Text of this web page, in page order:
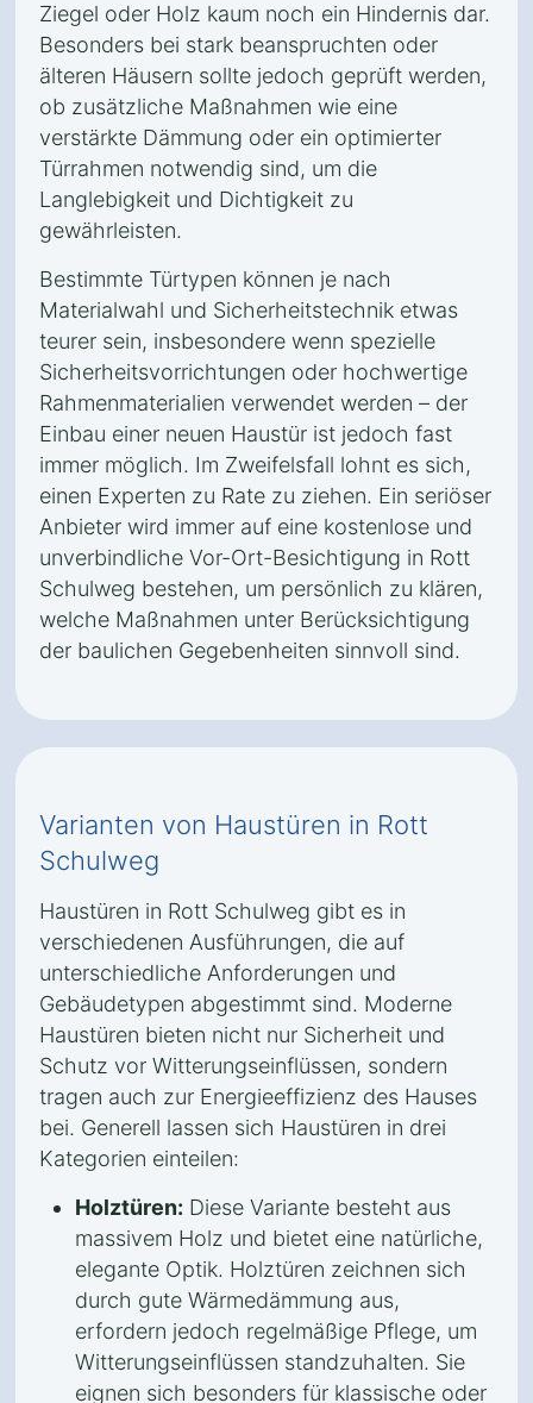
Ziegel oder Holz kaum noch ein Hindernis dar.
Besonders bei stark beanspruchten oder
älteren Häusern sollte jedoch geprüft werden,
ob zusätzliche Maßnahmen wie eine
verstärkte Dämmung oder ein optimierter
Türrahmen notwendig sind, um die
Langlebigkeit und Dichtigkeit zu
gewährleisten.
Bestimmte Türtypen können je nach
Materialwahl und Sicherheitstechnik etwas
teurer sein, insbesondere wenn spezielle
Sicherheitsvorrichtungen oder hochwertige
Rahmenmaterialien verwendet werden – der
Einbau einer neuen Haustür ist jedoch fast
immer möglich. Im Zweifelsfall lohnt es sich,
einen Experten zu Rate zu ziehen. Ein seriöser
Anbieter wird immer auf eine kostenlose und
unverbindliche Vor-Ort-Besichtigung in Rott
Schulweg bestehen, um persönlich zu klären,
welche Maßnahmen unter Berücksichtigung
der baulichen Gegebenheiten sinnvoll sind.
Varianten von Haustüren in Rott
Schulweg
Haustüren in Rott Schulweg gibt es in
verschiedenen Ausführungen, die auf
unterschiedliche Anforderungen und
Gebäudetypen abgestimmt sind. Moderne
Haustüren bieten nicht nur Sicherheit und
Schutz vor Witterungseinflüssen, sondern
tragen auch zur Energieeffizienz des Hauses
bei. Generell lassen sich Haustüren in drei
Kategorien einteilen:
Holztüren: Diese Variante besteht aus
massivem Holz und bietet eine natürliche,
elegante Optik. Holztüren zeichnen sich
durch gute Wärmedämmung aus,
erfordern jedoch regelmäßige Pflege, um
Witterungseinflüssen standzuhalten. Sie
eignen sich besonders für klassische oder